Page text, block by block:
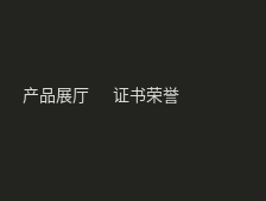
产品展厅 证书荣誉